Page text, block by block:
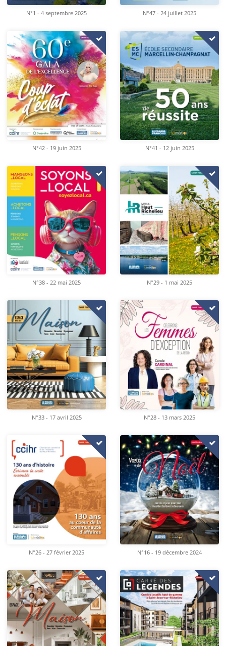
N°1 - 4 septembre 2025 N°47 - 24 juillet 2025
N°42 - 19 juin 2025 N°41 - 12 juin 2025
N°38 - 22 mai 2025 N°29 - 1 mai 2025
N°33 - 17 avril 2025 N°28 - 13 mars 2025
N°26 - 27 février 2025 N°16 - 19 décembre 2024